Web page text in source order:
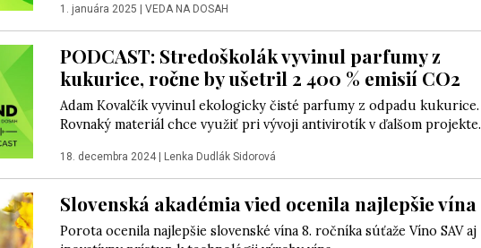
1. januára 2025 VEDA NA DOSAH
PODCAST: Stredoškolák vyvinul parfumy z
kukurice, ročne by ušetril 2 400 % emisií CO2
Adam Kovalčík vyvinul ekologicky čisté parfumy z odpadu kukurice.
Rovnaký materiál chce využiť pri vývoji antivirotík v ďalšom projekte.
18. decembra 2024 Lenka Dudlák Sidorová
Slovenská akadémia vied ocenila najlepšie vína
Porota ocenila najlepšie slovenské vína 8. ročníka súťaže Víno SAV aj